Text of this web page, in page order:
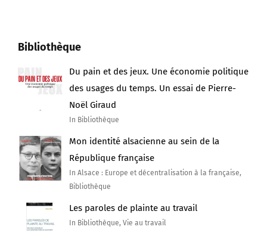
Bibliothèque
Du pain et des jeux. Une économie politique
des usages du temps. Un essai de Pierre-
Noël Giraud
In Bibliothèque
Mon identité alsacienne au sein de la
République française
In Alsace : Europe et décentralisation à la française,
Bibliothèque
Les paroles de plainte au travail
In Bibliothèque, Vie au travail